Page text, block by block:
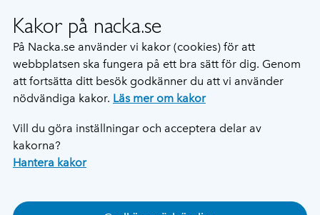
Kakor på nacka.se
På Nacka.se använder vi kakor (cookies) för att
webbplatsen ska fungera på ett bra sätt för dig. Genom
att fortsätta ditt besök godkänner du att vi använder
nödvändiga kakor. Läs mer om kakor
Vill du göra inställningar och acceptera delar av
kakorna?
Hantera kakor